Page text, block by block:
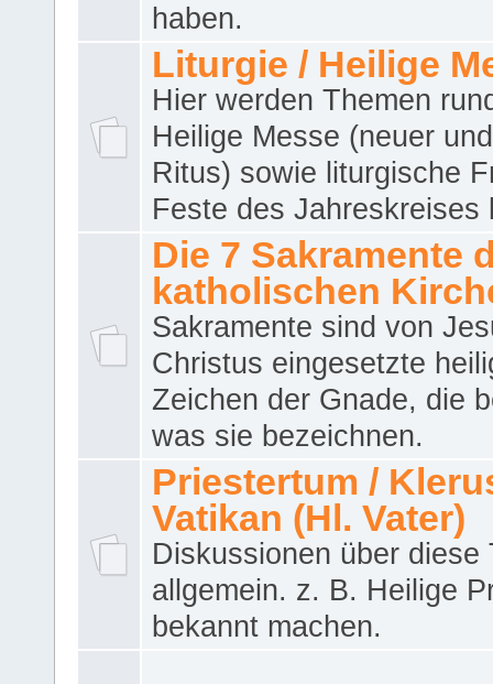
haben.
Liturgie / Heilige
Hier werden Themen
Heilige Messe (neuer
Ritus) sowie liturgische
Feste des Jahreskreises
Die 7 Sakramente
katholischen
Sakramente sind von
Christus eingesetzte
Zeichen der Gnade, die
was sie bezeichnen.
Priestertum /
Vatikan (Hl. Vater)
Diskussionen über diese
allgemein. z. B. Heilige
bekannt machen.